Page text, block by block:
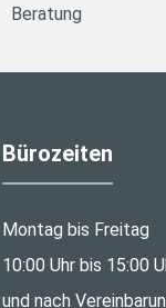
Beratung
Bürozeiten
Montag bis Freitag
10:00 Uhr bis 15:00
und nach